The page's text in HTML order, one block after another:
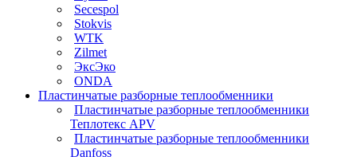
Secespol
Stokvis
WTK
Zilmet
ЭксЭко
ONDA
Пластинчатые разборные теплообменники
Пластинчатые разборные теплообменники
Теплотекс APV
Пластинчатые разборные теплообменники
Danfoss